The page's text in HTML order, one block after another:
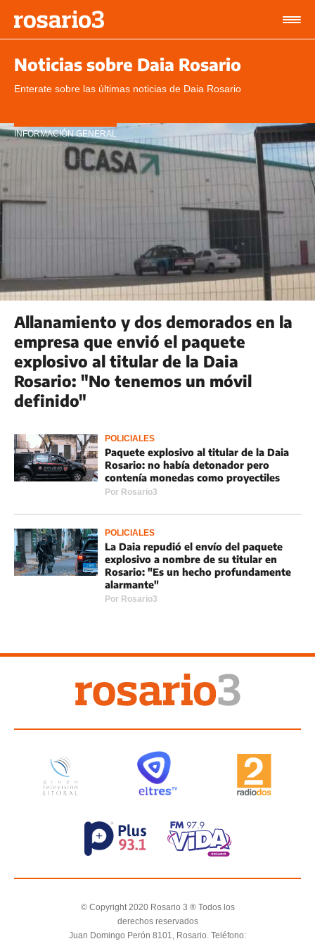
Noticias sobre Daia Rosario
Enterate sobre las últimas noticias de Daia Rosario
INFORMACIÓN GENERAL
Allanamiento y dos demorados en la
empresa que envió el paquete
explosivo al titular de la Daia
Rosario: "No tenemos un móvil
definido"
POLICIALES
Paquete explosivo al titular de la Daia
Rosario: no había detonador pero
contenía monedas como proyectiles
Por Rosario3
POLICIALES
La Daia repudió el envío del paquete
explosivo a nombre de su titular en
Rosario: "Es un hecho profundamente
alarmante"
Por Rosario3
© Copyright 2020 Rosario 3 ® Todos los
derechos reservados
Juan Domingo Perón 8101, Rosario. Teléfono: